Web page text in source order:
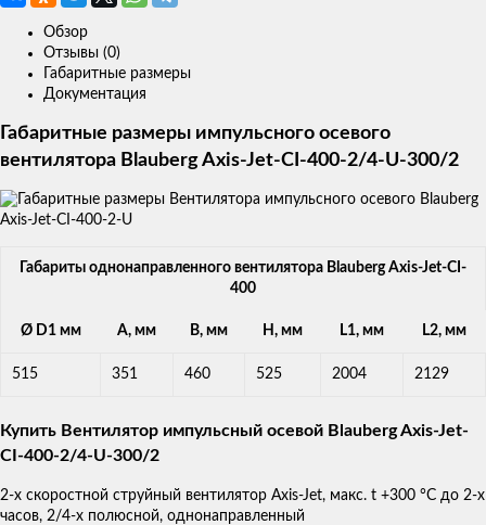
Обзор
Отзывы (0)
Габаритные размеры
Документация
Габаритные размеры импульсного осевого
вентилятора Blauberg Axis-Jet-CI-400-2/4-U-300/2
Габариты однонаправленного вентилятора Blauberg Axis-Jet-CI-
400
Ø D1 мм A, мм B, мм H, мм L1, мм L2, мм
515 351 460 525 2004 2129
Купить Вентилятор импульсный осевой Blauberg Axis-Jet-
CI-400-2/4-U-300/2
2-х скоростной струйный вентилятор Axis-Jet, макс. t +300 °С до 2-х
часов, 2/4-х полюсной, однонаправленный